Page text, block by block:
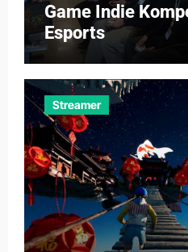
Game Indie
Esports
Streamer